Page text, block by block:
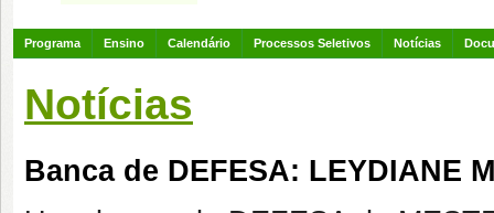
Programa Ensino Calendário Processos Seletivos Notícias
Notícias
Banca de DEFESA: LEYDIANE